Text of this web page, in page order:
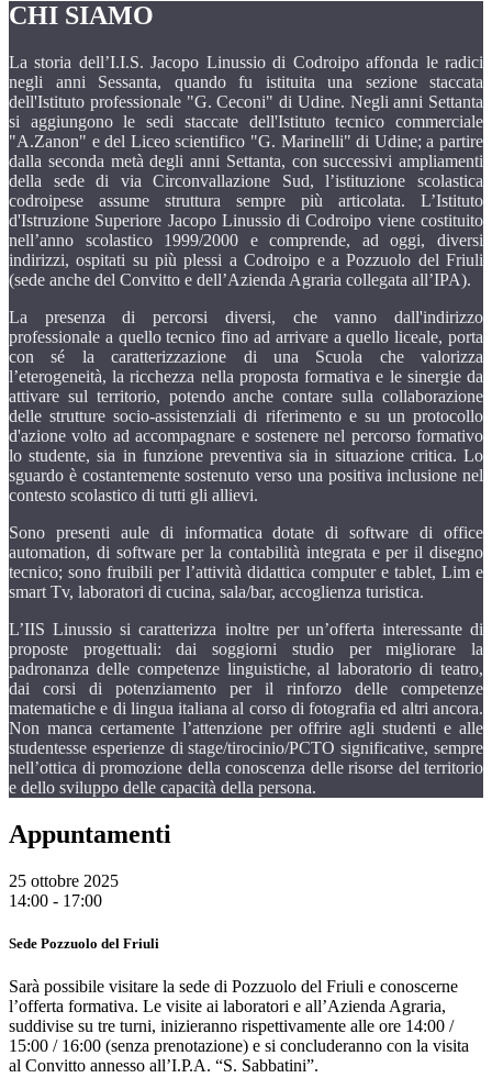
CHI SIAMO
La storia dell’I.I.S. Jacopo Linussio di Codroipo affonda le radici
negli anni Sessanta, quando fu istituita una sezione staccata
dell'Istituto professionale "G. Ceconi" di Udine. Negli anni Settanta
si aggiungono le sedi staccate dell'Istituto tecnico commerciale
"A.Zanon" e del Liceo scientifico "G. Marinelli" di Udine; a partire
dalla seconda metà degli anni Settanta, con successivi ampliamenti
della sede di via Circonvallazione Sud, l’istituzione scolastica
codroipese assume struttura sempre più articolata. L’Istituto
d'Istruzione Superiore Jacopo Linussio di Codroipo viene costituito
nell’anno scolastico 1999/2000 e comprende, ad oggi, diversi
indirizzi, ospitati su più plessi a Codroipo e a Pozzuolo del Friuli
(sede anche del Convitto e dell’Azienda Agraria collegata all’IPA).
La presenza di percorsi diversi, che vanno dall'indirizzo
professionale a quello tecnico fino ad arrivare a quello liceale, porta
con sé la caratterizzazione di una Scuola che valorizza
l’eterogeneità, la ricchezza nella proposta formativa e le sinergie da
attivare sul territorio, potendo anche contare sulla collaborazione
delle strutture socio-assistenziali di riferimento e su un protocollo
d'azione volto ad accompagnare e sostenere nel percorso formativo
lo studente, sia in funzione preventiva sia in situazione critica. Lo
sguardo è costantemente sostenuto verso una positiva inclusione nel
contesto scolastico di tutti gli allievi.
Sono presenti aule di informatica dotate di software di office
automation, di software per la contabilità integrata e per il disegno
tecnico; sono fruibili per l’attività didattica computer e tablet, Lim e
smart Tv, laboratori di cucina, sala/bar, accoglienza turistica.
L’IIS Linussio si caratterizza inoltre per un’offerta interessante di
proposte progettuali: dai soggiorni studio per migliorare la
padronanza delle competenze linguistiche, al laboratorio di teatro,
dai corsi di potenziamento per il rinforzo delle competenze
matematiche e di lingua italiana al corso di fotografia ed altri ancora.
Non manca certamente l’attenzione per offrire agli studenti e alle
studentesse esperienze di stage/tirocinio/PCTO significative, sempre
nell’ottica di promozione della conoscenza delle risorse del territorio
e dello sviluppo delle capacità della persona.
Appuntamenti
25 ottobre 2025
14:00 - 17:00
Sede Pozzuolo del Friuli
Sarà possibile visitare la sede di Pozzuolo del Friuli e conoscerne
l’offerta formativa. Le visite ai laboratori e all’Azienda Agraria,
suddivise su tre turni, inizieranno rispettivamente alle ore 14:00 /
15:00 / 16:00 (senza prenotazione) e si concluderanno con la visita
al Convitto annesso all’I.P.A. “S. Sabbatini”.